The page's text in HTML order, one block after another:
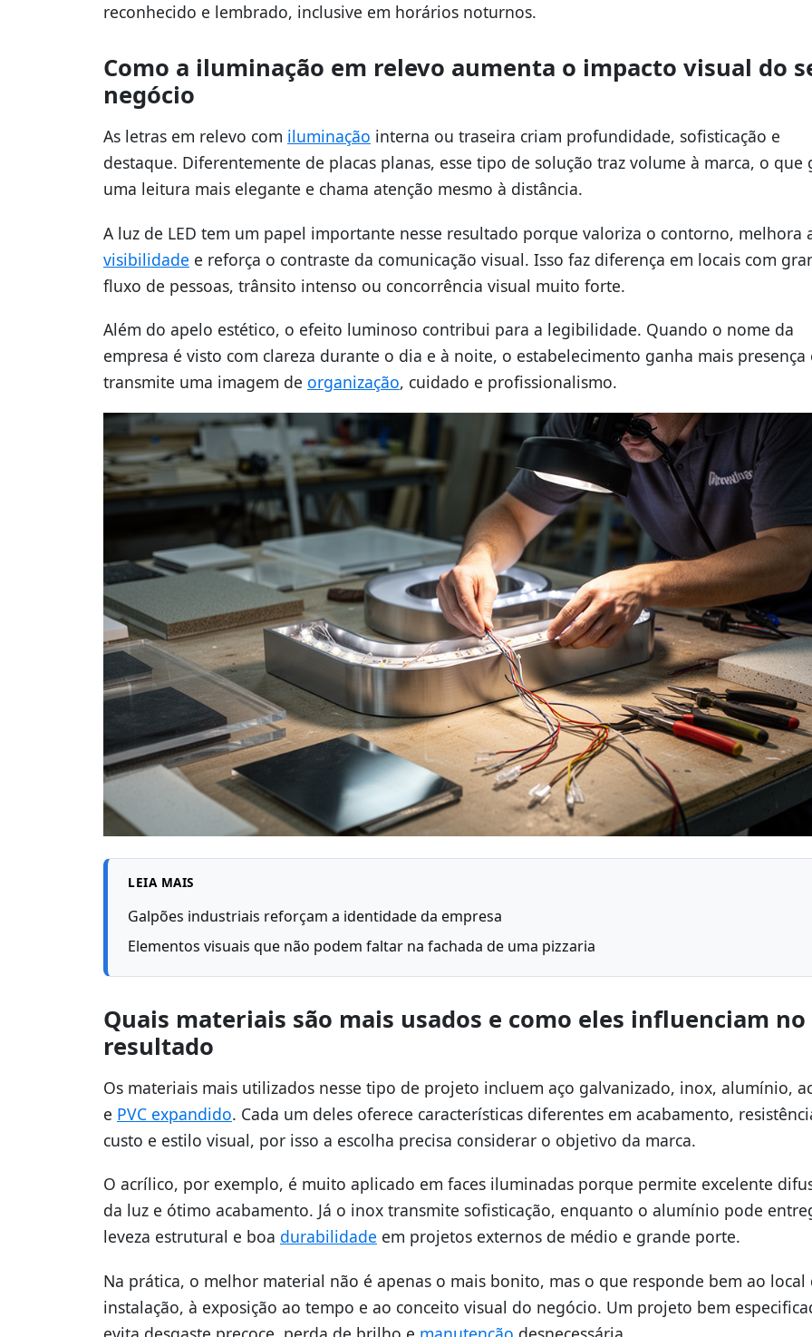
reconhecido e lembrado, inclusive em horários noturnos.
Como a iluminação em relevo aumenta o impacto visual do
negócio
As letras em relevo com iluminação interna ou traseira criam profundidade, sofisticação e
destaque. Diferentemente de placas planas, esse tipo de solução traz volume à marca, o que
uma leitura mais elegante e chama atenção mesmo à distância.
A luz de LED tem um papel importante nesse resultado porque valoriza o contorno, melhora
visibilidade e reforça o contraste da comunicação visual. Isso faz diferença em locais com
fluxo de pessoas, trânsito intenso ou concorrência visual muito forte.
Além do apelo estético, o efeito luminoso contribui para a legibilidade. Quando o nome da
empresa é visto com clareza durante o dia e à noite, o estabelecimento ganha mais presença
transmite uma imagem de organização, cuidado e profissionalismo.
LEIA MAIS
Galpões industriais reforçam a identidade da empresa
Elementos visuais que não podem faltar na fachada de uma pizzaria
Quais materiais são mais usados e como eles influenciam no
resultado
Os materiais mais utilizados nesse tipo de projeto incluem aço galvanizado, inox, alumínio,
e PVC expandido. Cada um deles oferece características diferentes em acabamento,
custo e estilo visual, por isso a escolha precisa considerar o objetivo da marca.
O acrílico, por exemplo, é muito aplicado em faces iluminadas porque permite excelente
da luz e ótimo acabamento. Já o inox transmite sofisticação, enquanto o alumínio pode
leveza estrutural e boa durabilidade em projetos externos de médio e grande porte.
Na prática, o melhor material não é apenas o mais bonito, mas o que responde bem ao local
instalação, à exposição ao tempo e ao conceito visual do negócio. Um projeto bem